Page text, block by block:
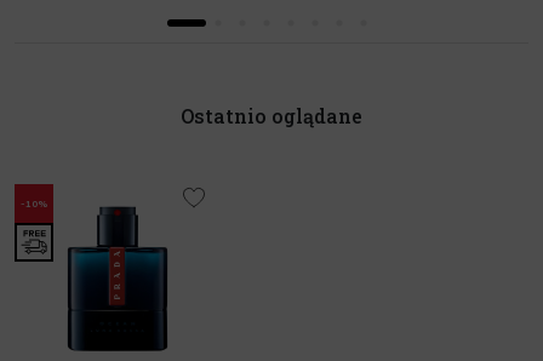
Ostatnio oglądane
-10%